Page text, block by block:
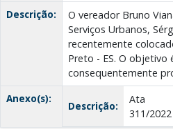
Descrição:
O vereador Bruno
Serviços Urbanos,
recentemente
Preto - ES. O objetivo
consequentemente
Anexo(s):
Descrição:
Ata
311/2022